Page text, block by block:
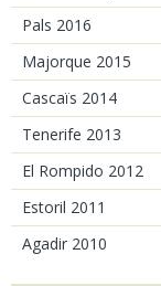
Pals 2016
Majorque 2015
Cascaïs 2014
Tenerife 2013
El Rompido 2012
Estoril 2011
Agadir 2010